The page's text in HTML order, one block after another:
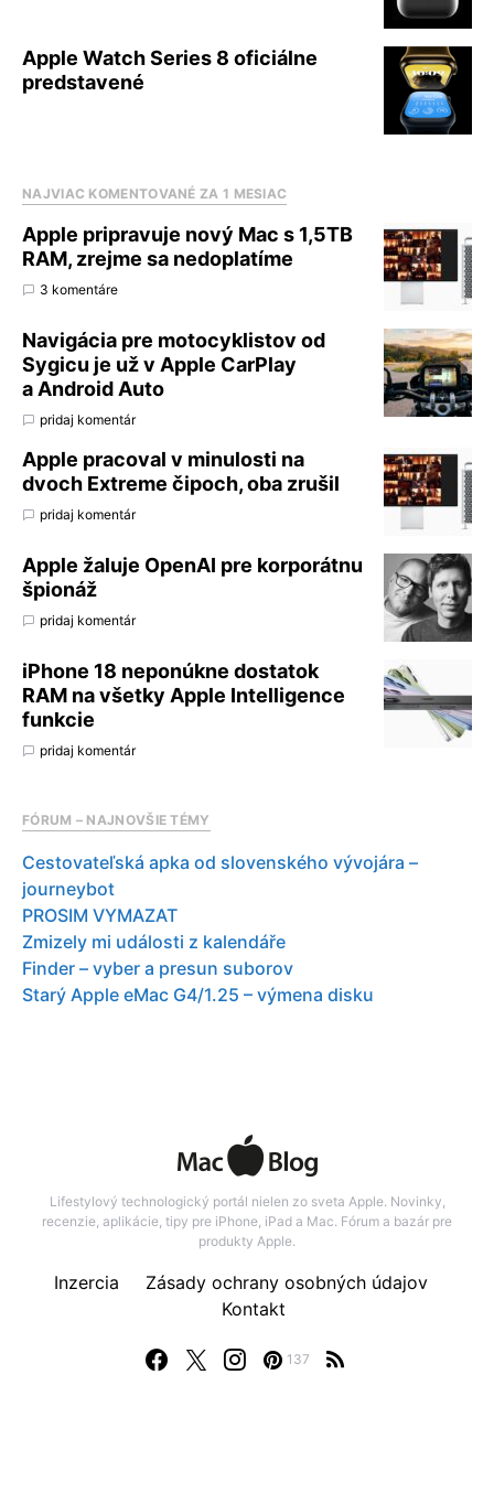
Apple Watch Series 8 oficiálne
predstavené
NAJVIAC KOMENTOVANÉ ZA 1 MESIAC
Apple pripravuje nový Mac s 1,5TB
RAM, zrejme sa nedoplatíme
3 komentáre
Navigácia pre motocyklistov od
Sygicu je už v Apple CarPlay
a Android Auto
pridaj komentár
Apple pracoval v minulosti na
dvoch Extreme čipoch, oba zrušil
pridaj komentár
Apple žaluje OpenAI pre korporátnu
špionáž
pridaj komentár
iPhone 18 neponúkne dostatok
RAM na všetky Apple Intelligence
funkcie
pridaj komentár
FÓRUM – NAJNOVŠIE TÉMY
Cestovateľská apka od slovenského vývojára –
journeybot
PROSIM VYMAZAT
Zmizely mi události z kalendáře
Finder – vyber a presun suborov
Starý Apple eMac G4/1.25 – výmena disku
Lifestylový technologický portál nielen zo sveta Apple. Novinky,
recenzie, aplikácie, tipy pre iPhone, iPad a Mac. Fórum a bazár pre
produkty Apple.
137
Inzercia
Zásady ochrany osobných údajov
Kontakt